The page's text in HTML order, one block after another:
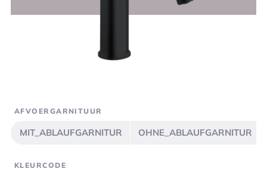
AFVOERGARNITUUR
MIT_ABLAUFGARNITUR OHNE_ABLAUFGARNITUR
KLEURCODE